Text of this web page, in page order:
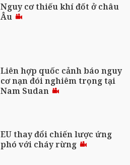
Nguy cơ thiếu khí đốt ở châu
Âu
Liên hợp quốc cảnh báo nguy
cơ nạn đói nghiêm trọng tại
Nam Sudan
EU thay đổi chiến lược ứng
phó với cháy rừng